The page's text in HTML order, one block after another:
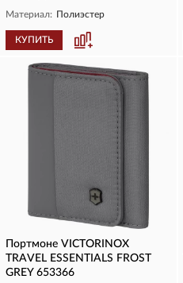
Материал: Полиэстер
КУПИТЬ
Портмоне VICTORINOX
TRAVEL ESSENTIALS FROST
GREY 653366